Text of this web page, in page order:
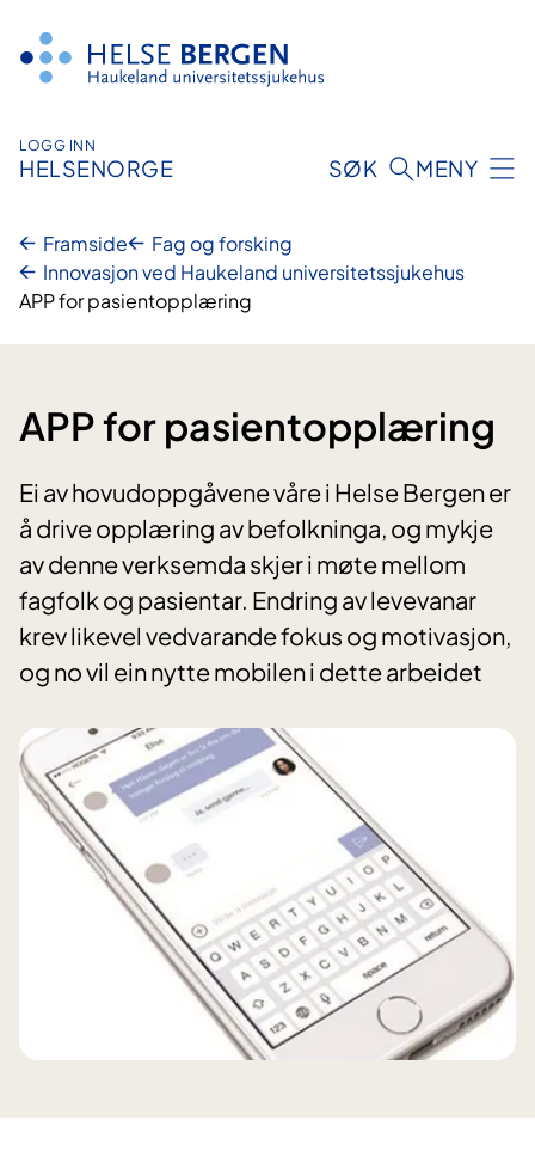
innhald
LOGG INN
HELSENORGE SØK MENY
Framside
Fag og forsking
Innovasjon ved Haukeland universitetssjukehus
APP for pasientopplæring
APP for pasientopplæring
Ei av hovudoppgåvene våre i Helse Bergen er
å drive opplæring av befolkninga, og mykje
av denne verksemda skjer i møte mellom
fagfolk og pasientar. Endring av levevanar
krev likevel vedvarande fokus og motivasjon,
og no vil ein nytte mobilen i dette arbeidet